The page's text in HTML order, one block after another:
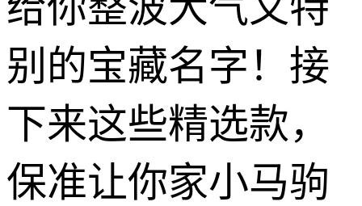
别的宝藏名字！接
下来这些精选款，
保准让你家小马驹